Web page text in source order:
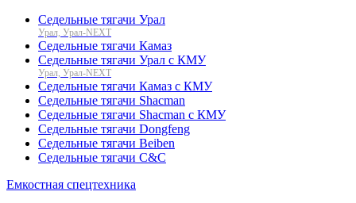
Седельные тягачи Урал
Урал, Урал-NEXT
Седельные тягачи Камаз
Седельные тягачи Урал с КМУ
Урал, Урал-NEXT
Седельные тягачи Камаз с КМУ
Седельные тягачи Shacman
Седельные тягачи Shacman с КМУ
Седельные тягачи Dongfeng
Седельные тягачи Beiben
Седельные тягачи C&C
Емкостная спецтехника